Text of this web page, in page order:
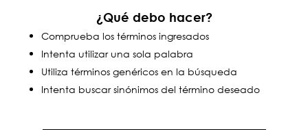
¿Qué debo hacer?
Comprueba los términos ingresados
Intenta utilizar una sola palabra
Utiliza términos genéricos en la búsqueda
Intenta buscar sinónimos del término deseado